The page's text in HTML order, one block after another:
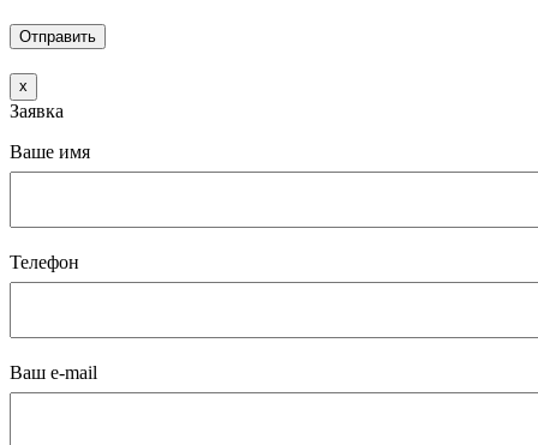
x
Заявка
Ваше имя
Телефон
Ваш e-mail